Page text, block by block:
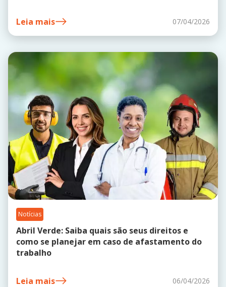
Leia mais 07/04/2026
Notícias
Abril Verde: Saiba quais são seus direitos e
como se planejar em caso de afastamento do
trabalho
Leia mais 06/04/2026